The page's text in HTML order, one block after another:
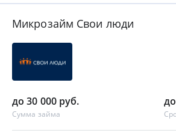
Микрозайм Свои люди
до 30 000 руб.
Сумма займа